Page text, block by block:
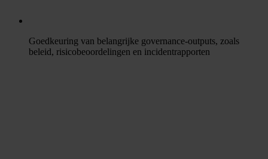
Goedkeuring van belangrijke governance-outputs, zoals
beleid, risicobeoordelingen en incidentrapporten